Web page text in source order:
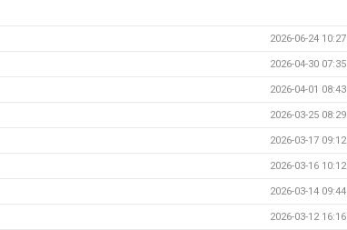
2026-06-24 10:27
2026-04-30 07:35
2026-04-01 08:43
2026-03-25 08:29
2026-03-17 09:12
2026-03-16 10:12
2026-03-14 09:44
2026-03-12 16:16